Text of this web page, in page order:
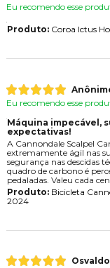
Eu recomendo esse
Produto:Coroa Ictus
Eu recomendo esse
Máquina impecável,
expectativas!
A Cannondale Scalpel
extremamente ágil nas
segurança nas descidas
quadro de carbono é
pedaladas. Valeu cada
Produto:Bicicleta
2024
Osvaldo